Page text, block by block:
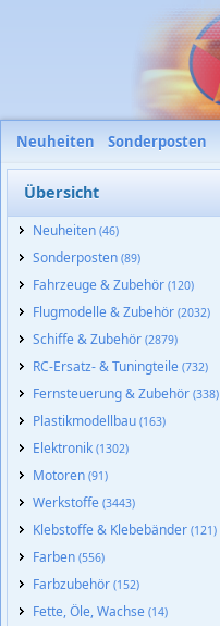
Neuheiten Sonderposten
Übersicht
Neuheiten (46)
Sonderposten (89)
Fahrzeuge & Zubehör (120)
Flugmodelle & Zubehör (2032)
Schiffe & Zubehör (2879)
RC-Ersatz- & Tuningteile (732)
Fernsteuerung & Zubehör (338)
Plastikmodellbau (163)
Elektronik (1302)
Motoren (91)
Werkstoffe (3443)
Klebstoffe & Klebebänder (121)
Farben (556)
Farbzubehör (152)
Fette, Öle, Wachse (14)